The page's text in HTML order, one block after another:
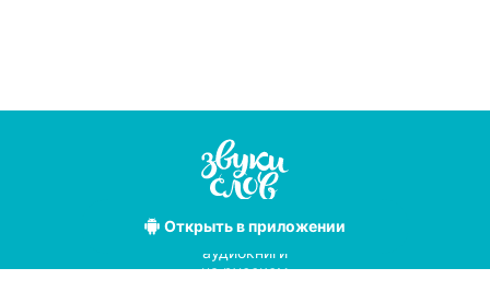
Открытьв приложении
Лучшие
аудиокниги
на русском